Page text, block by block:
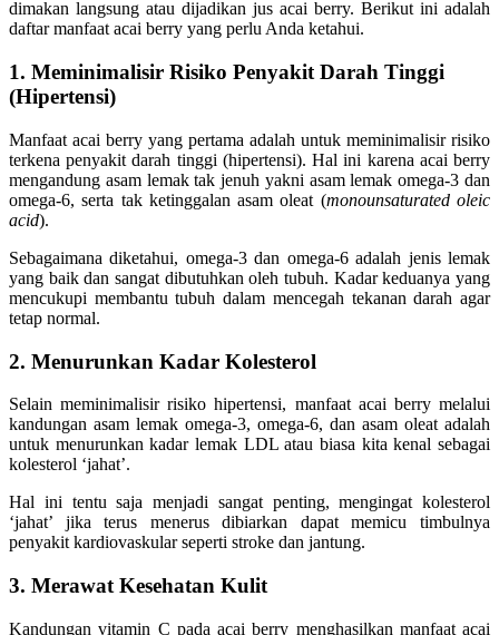
dimakan langsung atau dijadikan jus acai berry. Berikut ini adalah
daftar manfaat acai berry yang perlu Anda ketahui.
1. Meminimalisir Risiko Penyakit Darah Tinggi
(Hipertensi)
Manfaat acai berry yang pertama adalah untuk meminimalisir risiko
terkena penyakit darah tinggi (hipertensi). Hal ini karena acai berry
mengandung asam lemak tak jenuh yakni asam lemak omega-3 dan
omega-6, serta tak ketinggalan asam oleat (monounsaturated oleic
acid).
Sebagaimana diketahui, omega-3 dan omega-6 adalah jenis lemak
yang baik dan sangat dibutuhkan oleh tubuh. Kadar keduanya yang
mencukupi membantu tubuh dalam mencegah tekanan darah agar
tetap normal.
2. Menurunkan Kadar Kolesterol
Selain meminimalisir risiko hipertensi, manfaat acai berry melalui
kandungan asam lemak omega-3, omega-6, dan asam oleat adalah
untuk menurunkan kadar lemak LDL atau biasa kita kenal sebagai
kolesterol ‘jahat’.
Hal ini tentu saja menjadi sangat penting, mengingat kolesterol
‘jahat’ jika terus menerus dibiarkan dapat memicu timbulnya
penyakit kardiovaskular seperti stroke dan jantung.
3. Merawat Kesehatan Kulit
Kandungan vitamin C pada acai berry menghasilkan manfaat acai